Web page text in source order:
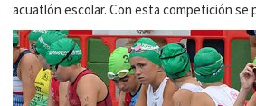
acuatlón escolar. Con esta competición se